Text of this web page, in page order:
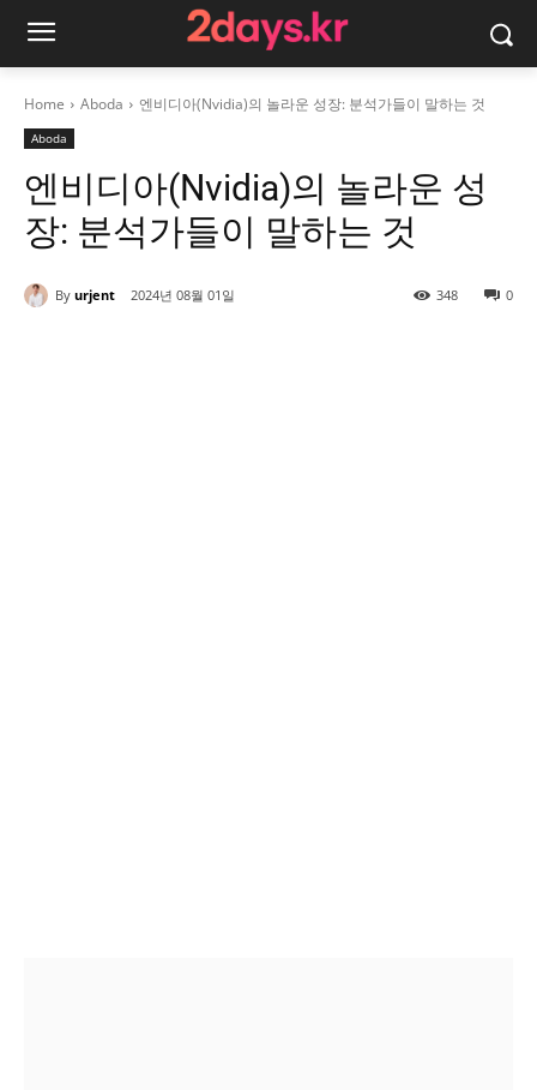
Home Aboda 엔비디아(Nvidia)의 놀라운 성장: 분석가들이 말하는 것
Aboda
엔비디아(Nvidia)의 놀라운 성
장: 분석가들이 말하는 것
By urjent 2024년 08월 01일 0
348